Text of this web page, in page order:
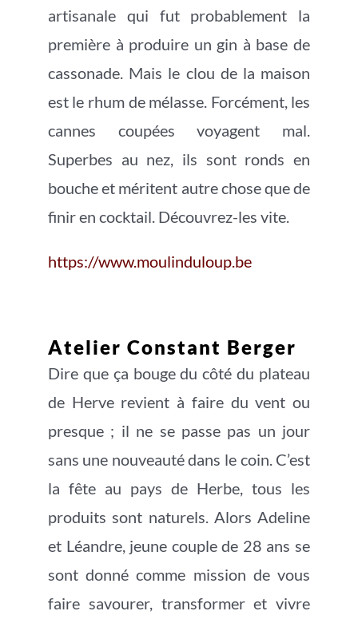
artisanale qui fut probablement la
première à produire un gin à base de
cassonade. Mais le clou de la maison
est le rhum de mélasse. Forcément, les
cannes coupées voyagent mal.
Superbes au nez, ils sont ronds en
bouche et méritent autre chose que de
finir en cocktail. Découvrez-les vite.
https://www.moulinduloup.be
Atelier Constant Berger
Dire que ça bouge du côté du plateau
de Herve revient à faire du vent ou
presque ; il ne se passe pas un jour
sans une nouveauté dans le coin. C’est
la fête au pays de Herbe, tous les
produits sont naturels. Alors Adeline
et Léandre, jeune couple de 28 ans se
sont donné comme mission de vous
faire savourer, transformer et vivre